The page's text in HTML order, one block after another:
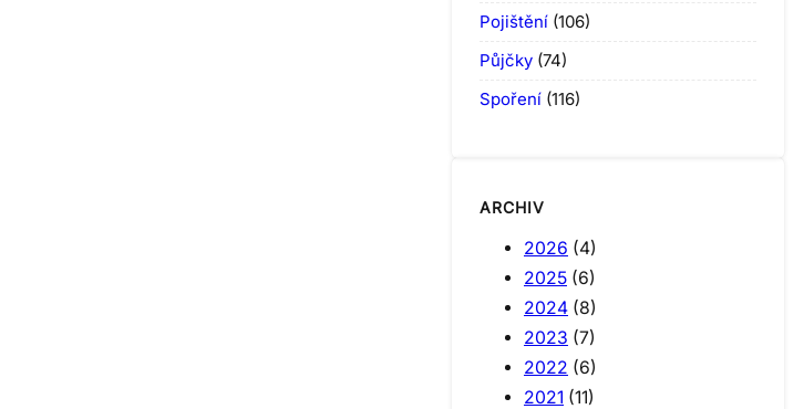
Pojištění (106)
Půjčky (74)
Spoření (116)
ARCHIV
2026 (4)
2025 (6)
2024 (8)
2023 (7)
2022 (6)
2021 (11)